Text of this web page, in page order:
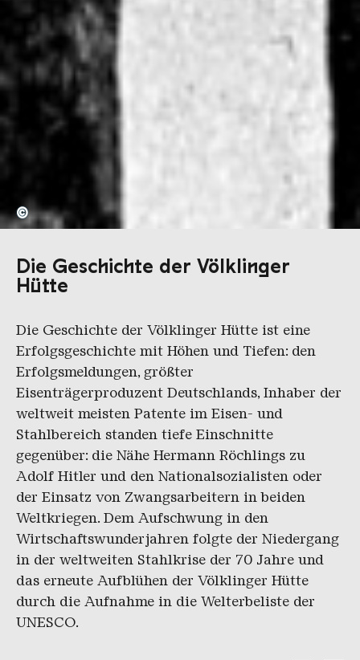
©
Die Geschichte der Völklinger
Hütte
Die Geschichte der Völklinger Hütte ist eine
Erfolgsgeschichte mit Höhen und Tiefen: den
Erfolgsmeldungen, größter
Eisenträgerproduzent Deutschlands, Inhaber der
weltweit meisten Patente im Eisen- und
Stahlbereich standen tiefe Einschnitte
gegenüber: die Nähe Hermann Röchlings zu
Adolf Hitler und den Nationalsozialisten oder
der Einsatz von Zwangsarbeitern in beiden
Weltkriegen. Dem Aufschwung in den
Wirtschaftswunderjahren folgte der Niedergang
in der weltweiten Stahlkrise der 70 Jahre und
das erneute Aufblühen der Völklinger Hütte
durch die Aufnahme in die Welterbeliste der
UNESCO.